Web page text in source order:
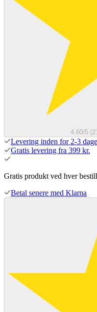
4.60/5
Levering inden for 2-3 dage
Gratis levering fra 399 kr.
Gratis produkt ved hver
Betal senere med Klarna